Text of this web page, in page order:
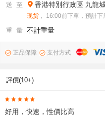
送 至 香港特別行政區 九龍
现货 ， 16:00前下單，預計
重 量 不計重量
正品保障 支付方式
評價(10+)
好用，快速，性價比高